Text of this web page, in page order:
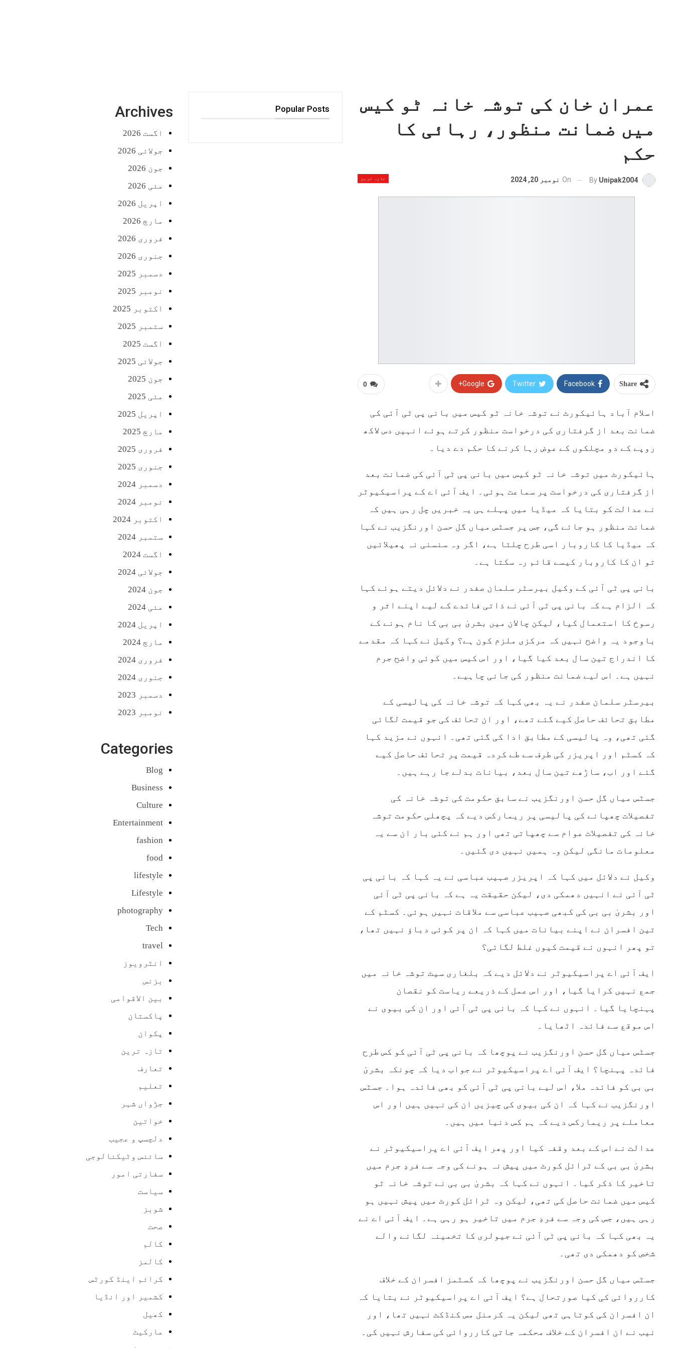
عمران خان کی توشہ خانہ ٹو کیس
میں ضمانت منظور، رہائی کا
حکم
تازہ ترین By Unipak2004
On نومبر 20, 2024
0 Share
Facebook
Twitter
Google+
اسلام آباد ہائیکورٹ نے توشہ خانہ ٹو کیس میں بانی پی ٹی آئی کی
ضمانت بعد از گرفتاری کی درخواست منظور کرتے ہوئے انہیں دس لاکھ
روپے کے دو مچلکوں کے عوض رہا کرنے کا حکم دے دیا۔
ہائیکورٹ میں توشہ خانہ ٹو کیس میں بانی پی ٹی آئی کی ضمانت بعد
از گرفتاری کی درخواست پر سماعت ہوئی۔ ایف آئی اے کے پراسیکیوٹر
نے عدالت کو بتایا کہ میڈیا میں پہلے ہی یہ خبریں چل رہی ہیں کہ
ضمانت منظور ہو جائے گی، جس پر جسٹس میاں گل حسن اورنگزیب نے کہا
کہ میڈیا کا کاروبار اسی طرح چلتا ہے، اگر وہ سنسنی نہ پھیلائیں
تو ان کا کاروبار کیسے قائم رہ سکتا ہے۔
بانی پی ٹی آئی کے وکیل بیرسٹر سلمان صفدر نے دلائل دیتے ہوئے کہا
کہ الزام ہے کہ بانی پی ٹی آئی نے ذاتی فائدے کے لیے اپنے اثر و
رسوخ کا استعمال کیا، لیکن چالان میں بشریٰ بی بی کا نام ہونے کے
باوجود یہ واضح نہیں کہ مرکزی ملزم کون ہے؟ وکیل نے کہا کہ مقدمے
کا اندراج تین سال بعد کیا گیا، اور اس کیس میں کوئی واضح جرم
نہیں ہے۔ اس لیے ضمانت منظور کی جانی چاہیے۔
بیرسٹر سلمان صفدر نے یہ بھی کہا کہ توشہ خانہ کی پالیسی کے
مطابق تحائف حاصل کیے گئے تھے، اور ان تحائف کی جو قیمت لگائی
گئی تھی، وہ پالیسی کے مطابق ادا کی گئی تھی۔ انہوں نے مزید کہا
کہ کسٹم اور اپریزر کی طرف سے طے کردہ قیمت پر تحائف حاصل کیے
گئے اور اب، ساڑھے تین سال بعد، بیانات بدلے جا رہے ہیں۔
جسٹس میاں گل حسن اورنگزیب نے سابق حکومت کی توشہ خانہ کی
تفصیلات چھپانے کی پالیسی پر ریمارکس دیے کہ پچھلی حکومت توشہ
خانہ کی تفصیلات عوام سے چھپاتی تھی اور ہم نے کئی بار ان سے یہ
معلومات مانگی لیکن وہ ہمیں نہیں دی گئیں۔
وکیل نے دلائل میں کہا کہ اپریزر صہیب عباسی نے یہ کہا کہ بانی پی
ٹی آئی نے انہیں دھمکی دی، لیکن حقیقت یہ ہے کہ بانی پی ٹی آئی
اور بشریٰ بی بی کی کبھی صہیب عباسی سے ملاقات نہیں ہوئی۔ کسٹم کے
تین افسران نے اپنے بیانات میں کہا کہ ان پر کوئی دباؤ نہیں تھا،
تو پھر انہوں نے قیمت کیوں غلط لگائی؟
ایف آئی اے پراسیکیوٹر نے دلائل دیے کہ بلغاری سیٹ توشہ خانہ میں
جمع نہیں کرایا گیا، اور اس عمل کے ذریعے ریاست کو نقصان
پہنچایا گیا۔ انہوں نے کہا کہ بانی پی ٹی آئی اور ان کی بیوی نے
اس موقع سے فائدہ اٹھایا۔
جسٹس میاں گل حسن اورنگزیب نے پوچھا کہ بانی پی ٹی آئی کو کس طرح
فائدہ پہنچا؟ ایف آئی اے پراسیکیوٹر نے جواب دیا کہ چونکہ بشریٰ
بی بی کو فائدہ ملا، اس لیے بانی پی ٹی آئی کو بھی فائدہ ہوا۔ جسٹس
اورنگزیب نے کہا کہ ان کی بیوی کی چیزیں ان کی نہیں ہیں اور اس
معاملے پر ریمارکس دیے کہ ہم کس دنیا میں ہیں۔
عدالت نے اس کے بعد وقفہ کیا اور پھر ایف آئی اے پراسیکیوٹر نے
بشریٰ بی بی کے ٹرائل کورٹ میں پیش نہ ہونے کی وجہ سے فردِ جرم میں
تاخیر کا ذکر کیا۔ انہوں نے کہا کہ بشریٰ بی بی نے توشہ خانہ ٹو
کیس میں ضمانت حاصل کی تھی، لیکن وہ ٹرائل کورٹ میں پیش نہیں ہو
رہی ہیں، جس کی وجہ سے فردِ جرم میں تاخیر ہو رہی ہے۔ ایف آئی اے نے
یہ بھی کہا کہ بانی پی ٹی آئی نے جیولری کا تخمینہ لگانے والے
شخص کو دھمکی دی تھی۔
جسٹس میاں گل حسن اورنگزیب نے پوچھا کہ کسٹمز افسران کے خلاف
کارروائی کی کیا صورتحال ہے؟ ایف آئی اے پراسیکیوٹر نے بتایا کہ
ان افسران کی کوتاہی تھی لیکن یہ کرمنل مس کنڈکٹ نہیں تھا، اور
نیب نے ان افسران کے خلاف محکمہ جاتی کارروائی کی سفارش نہیں کی۔
Popular Posts
Archives
اگست 2026
جولائی 2026
جون 2026
مئی 2026
اپریل 2026
مارچ 2026
فروری 2026
جنوری 2026
دسمبر 2025
نومبر 2025
اکتوبر 2025
ستمبر 2025
اگست 2025
جولائی 2025
جون 2025
مئی 2025
اپریل 2025
مارچ 2025
فروری 2025
جنوری 2025
دسمبر 2024
نومبر 2024
اکتوبر 2024
ستمبر 2024
اگست 2024
جولائی 2024
جون 2024
مئی 2024
اپریل 2024
مارچ 2024
فروری 2024
جنوری 2024
دسمبر 2023
نومبر 2023
Categories
Blog
Business
Culture
Entertainment
fashion
food
lifestyle
Lifestyle
photography
Tech
travel
انٹرویوز
بزنس
بین الاقوامی
پاکستان
پکوان
تازہ ترین
تعارف
تعلیم
جڑواں شہر
خواتین
دلچسپ و عجیب
سائنس وٹیکنالوجی
سفارتی امور
سیاست
شوبز
صحت
کالم
کالمز
کرائم اینڈ کورٹس
کشمیر اور انڈیا
کھیل
مارکیٹ